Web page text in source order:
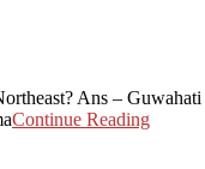
Ans –
Continue Reading